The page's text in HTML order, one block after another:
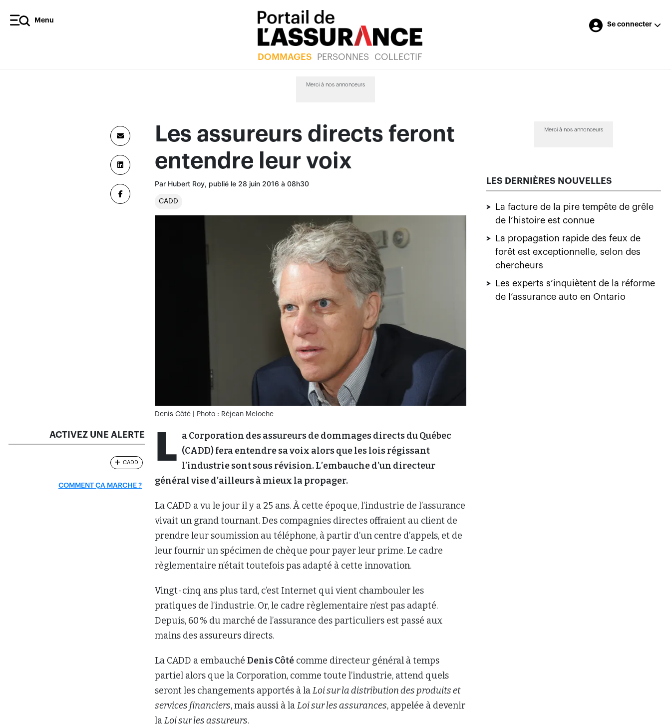
Menu
DOMMAGES PERSONNES COLLECTIF
Se connecter
Merci à nos annonceurs
Les assureurs directs feront
entendre leur voix
Par Hubert Roy, publié le 28 juin 2016 à 08h30
CADD
Denis Côté | Photo : Réjean Meloche
L a Corporation des assureurs de dommages directs du Québec
(CADD) fera entendre sa voix alors que les lois régissant
l’industrie sont sous révision. L’embauche d’un directeur
général vise d’ailleurs à mieux la propager.
La CADD a vu le jour il y a 25 ans. À cette époque, l’industrie de l’assurance
vivait un grand tournant. Des compagnies directes offraient au client de
prendre leur soumission au téléphone, à partir d’un centre d’appels, et de
leur fournir un spécimen de chèque pour payer leur prime. Le cadre
règlementaire n’était toutefois pas adapté à cette innovation.
Vingt-cinq ans plus tard, c’est Internet qui vient chambouler les
pratiques de l’industrie. Or, le cadre règlementaire n’est pas adapté.
Depuis, 60 % du marché de l’assurance des particuliers est passé aux
mains des assureurs directs.
La CADD a embauché Denis Côté comme directeur général à temps
partiel alors que la Corporation, comme toute l’industrie, attend quels
seront les changements apportés à laLoi sur la distribution des produits et
services financiers, mais aussi à laLoi sur les assurances, appelée à devenir
laLoi sur les assureurs.
ACTIVEZ UNE ALERTE
CADD
COMMENT ÇA MARCHE ?
Merci à nos annonceurs
LES DERNIÈRES NOUVELLES
>
La facture de la pire tempête de grêle
de l’histoire est connue
>
La propagation rapide des feux de
forêt est exceptionnelle, selon des
chercheurs
>
Les experts s’inquiètent de la réforme
de l’assurance auto en Ontario